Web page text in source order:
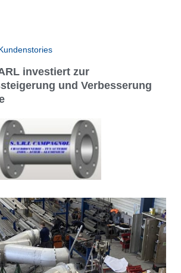
investiert zur
und Verbesserung